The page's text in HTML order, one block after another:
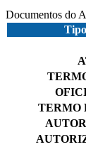
Documentos do
TERMO